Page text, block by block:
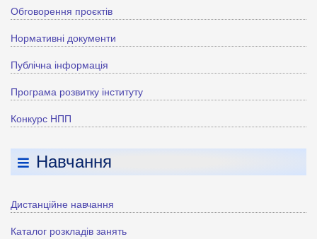
Обговорення проєктів
Нормативні документи
Публічна інформація
Програма розвитку інституту
Конкурс НПП
Навчання
Дистанційне навчання
Каталог розкладів занять